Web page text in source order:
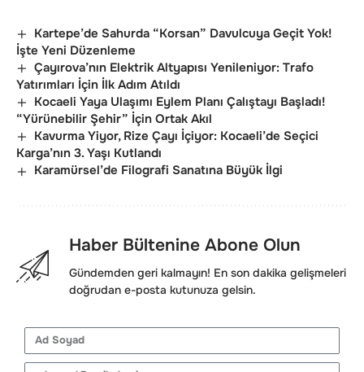
Kartepe’de Sahurda “Korsan” Davulcuya Geçit Yok!
İşte Yeni Düzenleme
Çayırova’nın Elektrik Altyapısı Yenileniyor: Trafo
Yatırımları İçin İlk Adım Atıldı
Kocaeli Yaya Ulaşımı Eylem Planı Çalıştayı Başladı!
“Yürünebilir Şehir” İçin Ortak Akıl
Kavurma Yiyor, Rize Çayı İçiyor: Kocaeli’de Seçici
Karga’nın 3. Yaşı Kutlandı
Karamürsel’de Filografi Sanatına Büyük İlgi
Haber Bültenine Abone Olun
Gündemden geri kalmayın! En son dakika gelişmeleri
doğrudan e-posta kutunuza gelsin.